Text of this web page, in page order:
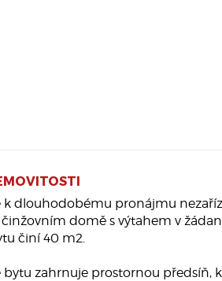
k dlouhodobému pronájmu
domě s výtahem v
činí 40 m2.
bytu zahrnuje prostornou předsíň,